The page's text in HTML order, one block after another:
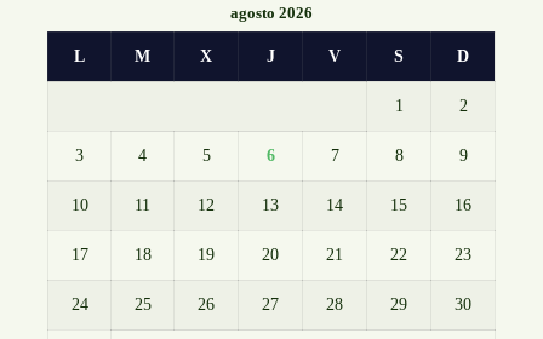
agosto 2026
L M X J V S D
1 2
3 4 5 6 7 8 9
10 11 12 13 14 15 16
17 18 19 20 21 22 23
24 25 26 27 28 29 30